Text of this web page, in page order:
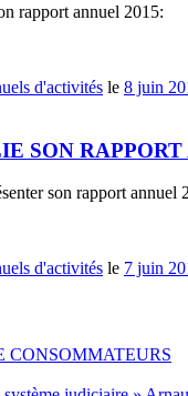
rapport annuel 2015:
d'activités le 8 juin
SON RAPPORT
son rapport annuel
d'activités le 7 juin
CONSOMMATEURS